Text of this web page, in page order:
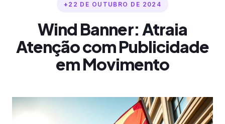
22 DE OUTUBRO DE 2024
Wind Banner: Atraia
Atenção com Publicidade
em Movimento